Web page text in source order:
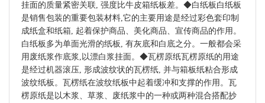
挂面的质量紧密关联, 强度比牛皮箱纸板差。◆白纸板白纸板
是销售包装的重要包装材料,它的主要用途是经过彩色套印制
成纸盒和纸箱, 起着保护商品、美化商品、宣传商品的作用。
白纸板多为单面光滑的纸板, 有灰底和白底之分。一般都会采
用废纸浆作底浆,以漂白浆挂面。◆瓦楞原纸瓦楞原纸的用途
是经过机器滚压, 形成波纹状的瓦楞纸, 并与箱板纸粘合形成
波纹纸板。瓦楞纸在波纹纸板中起着缓冲和支撑的作用。瓦
楞原纸是以木浆、草浆、废纸浆中的一种或两种混合搭配抄